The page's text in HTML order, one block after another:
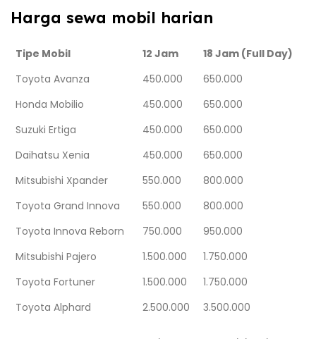
Harga sewa mobil harian
Tipe Mobil 12 Jam
18 Jam (Full Day)
Toyota Avanza
450.000
650.000
Honda Mobilio
450.000
650.000
Suzuki Ertiga
450.000
650.000
Daihatsu Xenia
450.000
650.000
Mitsubishi Xpander
550.000
800.000
Toyota Grand Innova
550.000
800.000
Toyota Innova Reborn
750.000
950.000
Mitsubishi Pajero
1.500.000
1.750.000
Toyota Fortuner
1.500.000
1.750.000
Toyota Alphard
2.500.000 3.500.000